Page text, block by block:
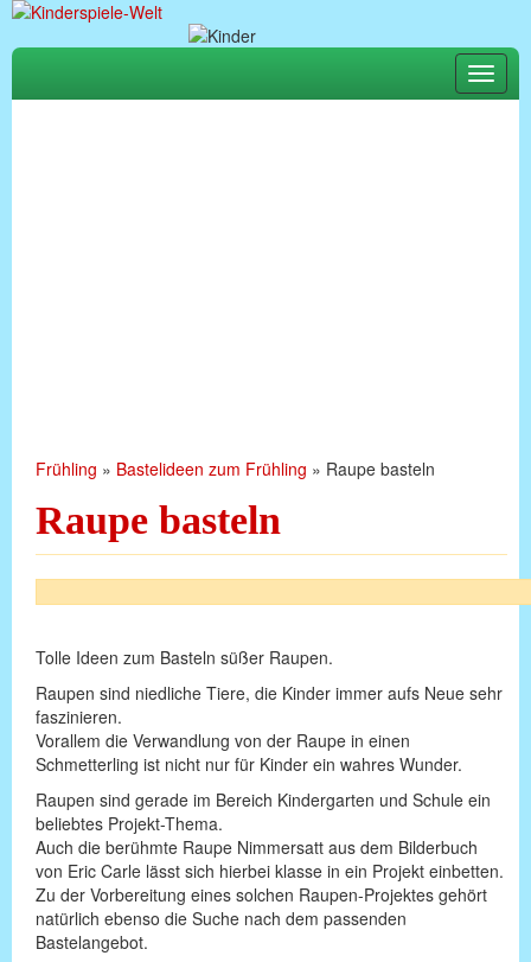
Toggle
Frühling » Bastelideen zum Frühling » Raupe basteln
Raupe basteln
Tolle Ideen zum Basteln süßer Raupen.
Raupen sind niedliche Tiere, die Kinder immer aufs Neue sehr
faszinieren.
Vorallem die Verwandlung von der Raupe in einen
Schmetterling ist nicht nur für Kinder ein wahres Wunder.
Raupen sind gerade im Bereich Kindergarten und Schule ein
beliebtes Projekt-Thema.
Auch die berühmte Raupe Nimmersatt aus dem Bilderbuch
von Eric Carle lässt sich hierbei klasse in ein Projekt einbetten.
Zu der Vorbereitung eines solchen Raupen-Projektes gehört
natürlich ebenso die Suche nach dem passenden
Bastelangebot.